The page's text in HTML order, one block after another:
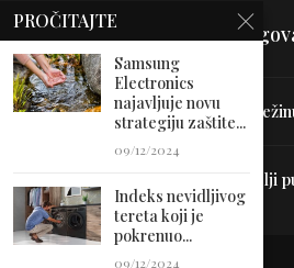
Velika je veština znati
Uništite parazite i normalizujte
Dr Hajder: Akupunktura je najbolji
PROČITAJTE
Samsung
Electronics
najavljuje novu
strategiju zaštite...
09/12/2024
Indeks nevidljivog
tereta koji je
pokrenuo...
09/12/2024